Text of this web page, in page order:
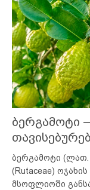
ბერგამოტი
ბერგამოტი (ლათ.
(Rutaceae)
მსოფლიოში